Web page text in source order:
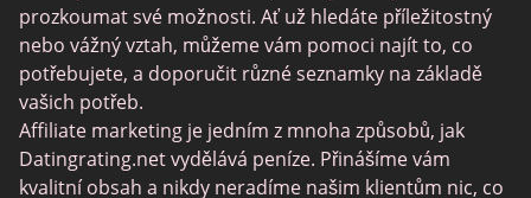
Trans Seznamka
Senior Datování Lokalit
MyLOL
Gay Seznamka
prozkoumat své možnosti. Ať už hledáte příležitostný
nebo vážný vztah, můžeme vám pomoci najít to, co
potřebujete, a doporučit různé seznamky na základě
vašich potřeb.
Affiliate marketing je jedním z mnoha způsobů, jak
Datingrating.net vydělává peníze. Přinášíme vám
kvalitní obsah a nikdy neradíme našim klientům nic, co